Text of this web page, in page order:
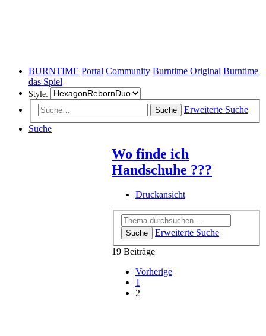
BURNTIME Portal Community Burntime Original Burntime
das Spiel
Style:
Suche
Erweiterte Suche
Suche
Wo finde ich
Handschuhe ???
Druckansicht
Suche
Erweiterte Suche
19 Beiträge
Vorherige
1
2